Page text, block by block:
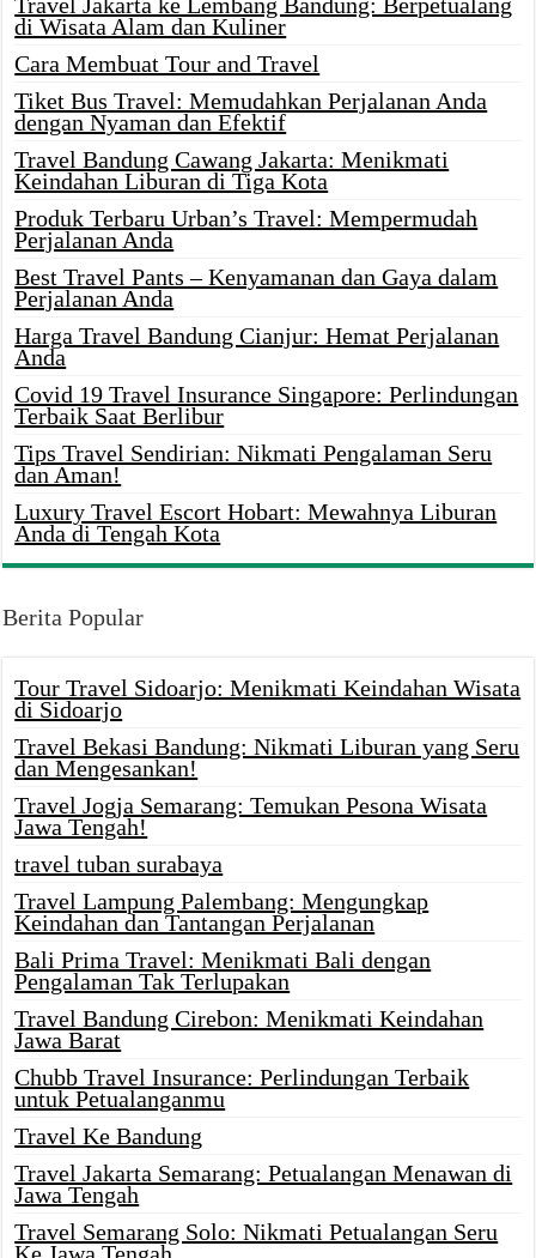
di Wisata Alam dan Kuliner
Cara Membuat Tour and Travel
Tiket Bus Travel: Memudahkan Perjalanan Anda
dengan Nyaman dan Efektif
Travel Bandung Cawang Jakarta: Menikmati
Keindahan Liburan di Tiga Kota
Produk Terbaru Urban’s Travel: Mempermudah
Perjalanan Anda
Best Travel Pants – Kenyamanan dan Gaya dalam
Perjalanan Anda
Harga Travel Bandung Cianjur: Hemat Perjalanan
Anda
Covid 19 Travel Insurance Singapore: Perlindungan
Terbaik Saat Berlibur
Tips Travel Sendirian: Nikmati Pengalaman Seru
dan Aman!
Luxury Travel Escort Hobart: Mewahnya Liburan
Anda di Tengah Kota
Berita Popular
Tour Travel Sidoarjo: Menikmati Keindahan Wisata
di Sidoarjo
Travel Bekasi Bandung: Nikmati Liburan yang Seru
dan Mengesankan!
Travel Jogja Semarang: Temukan Pesona Wisata
Jawa Tengah!
travel tuban surabaya
Travel Lampung Palembang: Mengungkap
Keindahan dan Tantangan Perjalanan
Bali Prima Travel: Menikmati Bali dengan
Pengalaman Tak Terlupakan
Travel Bandung Cirebon: Menikmati Keindahan
Jawa Barat
Chubb Travel Insurance: Perlindungan Terbaik
untuk Petualanganmu
Travel Ke Bandung
Travel Jakarta Semarang: Petualangan Menawan di
Jawa Tengah
Travel Semarang Solo: Nikmati Petualangan Seru